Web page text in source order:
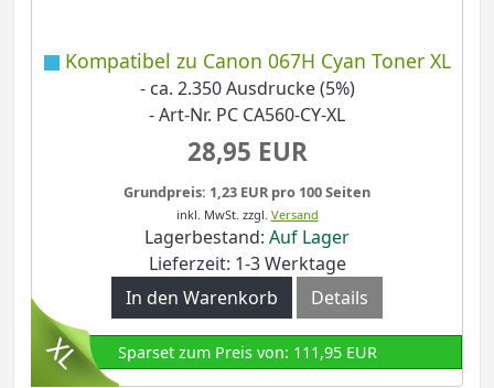
Kompatibel zu Canon 067H Cyan Toner XL
- ca. 2.350 Ausdrucke (5%)
- Art-Nr. PC CA560-CY-XL
28,95 EUR
Grundpreis: 1,23 EUR pro 100 Seiten
inkl. MwSt. zzgl. Versand
Lagerbestand: Auf Lager
Lieferzeit: 1-3 Werktage
In den Warenkorb
Details
Sparset zum Preis von: 111,95 EUR